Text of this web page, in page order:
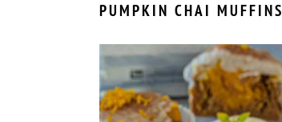
PUMPKIN CHAI MUFFINS